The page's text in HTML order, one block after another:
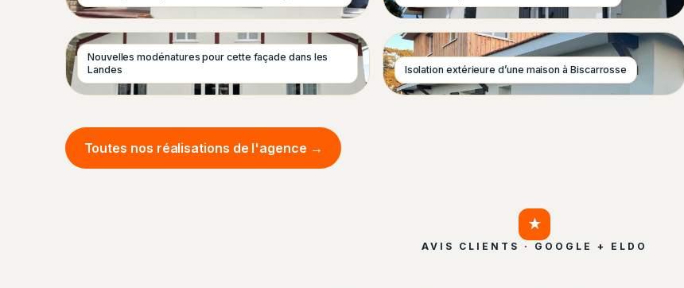
Nouvelles modénatures pour cette façade dans les
Landes
Isolation extérieure d’une maison à Biscarrosse
Toutes nos réalisations de l'agence →
★
AVIS CLIENTS · GOOGLE + ELDO